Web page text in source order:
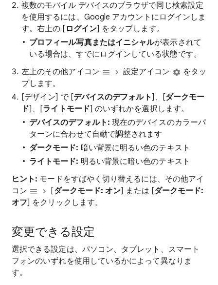
複数のモバイル デバイスのブラウザで同じ検索設定
を使用するには、Google アカウントにログインしま
す。右上の [ ログイン] をタップします。
プロフィール写真またはイニシャルが表示されて
いる場合は、すでにログインしている状態です。
左上のその他アイコン
設定アイコン
をタッ
プします。
[デザイン] で [デバイスのデフォルト]、[ダークモー
ド]、[ライトモード] のいずれかを選択します。
デバイスのデフォルト: 現在のデバイスのカラーパ
ターンに合わせて自動で調整されます
ダークモード: 暗い背景に明るい色のテキスト
ライトモード: 明るい背景に暗い色のテキスト
ヒント: モードをすばやく切り替えるには、その他アイ
コン
[ダークモード: オン] または [ダークモード:
オフ] をクリックします。
変更できる設定
選択できる設定は、パソコン、タブレット、スマート
フォンのいずれを使用しているかによって異なりま
す。